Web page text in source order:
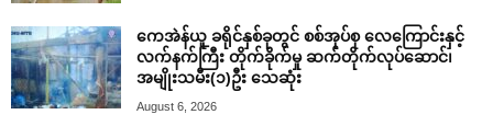
ကေအဲန်ယူ ခရိုင်နှစ်ခုတွင် စစ်အုပ်စု လေကြောင်းနှင့်
လက်နက်ကြီး တိုက်ခိုက်မှု ဆက်တိုက်လုပ်ဆောင်၊
အမျိုးသမီး(၁)ဦး သေဆုံး
August 6, 2026